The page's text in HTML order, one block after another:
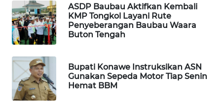
ASDP Baubau Aktifkan Kembali
KMP Tongkol Layani Rute
Penyeberangan Baubau Waara
Buton Tengah
Bupati Konawe Instruksikan ASN
Gunakan Sepeda Motor Tiap Senin
Hemat BBM
PORTAL
KONSUMEN
FORWAMKI
ALPERKLINAS
FORJASIDA